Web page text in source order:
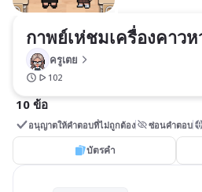
กาพย์เห่ชมเครื่องคาว
ครูเตย
102
10 ข้อ
อนุญาตให้คำตอบที่ไม่ถูกต้อง ซ่อนคำตอบ
บัตรคำ